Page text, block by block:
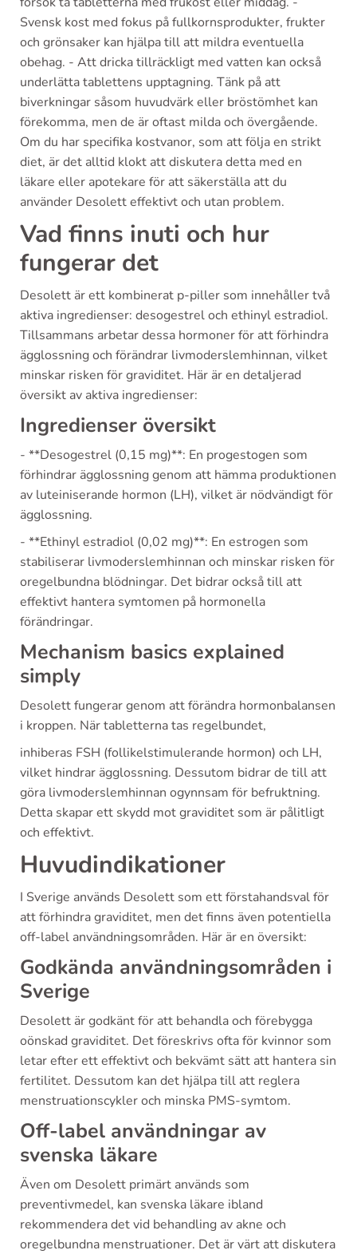
Svensk kost med fokus på fullkornsprodukter, frukter
och grönsaker kan hjälpa till att mildra eventuella
obehag. - Att dricka tillräckligt med vatten kan också
underlätta tablettens upptagning. Tänk på att
biverkningar såsom huvudvärk eller bröstömhet kan
förekomma, men de är oftast milda och övergående.
Om du har specifika kostvanor, som att följa en strikt
diet, är det alltid klokt att diskutera detta med en
läkare eller apotekare för att säkerställa att du
använder Desolett effektivt och utan problem.
Vad finns inuti och hur
fungerar det
Desolett är ett kombinerat p-piller som innehåller två
aktiva ingredienser: desogestrel och ethinyl estradiol.
Tillsammans arbetar dessa hormoner för att förhindra
ägglossning och förändrar livmoderslemhinnan, vilket
minskar risken för graviditet. Här är en detaljerad
översikt av aktiva ingredienser:
Ingredienser översikt
- **Desogestrel (0,15 mg)**: En progestogen som
förhindrar ägglossning genom att hämma produktionen
av luteiniserande hormon (LH), vilket är nödvändigt för
ägglossning.
- **Ethinyl estradiol (0,02 mg)**: En estrogen som
stabiliserar livmoderslemhinnan och minskar risken för
oregelbundna blödningar. Det bidrar också till att
effektivt hantera symtomen på hormonella
förändringar.
Mechanism basics explained
simply
Desolett fungerar genom att förändra hormonbalansen
i kroppen. När tabletterna tas regelbundet,
inhiberas FSH (follikelstimulerande hormon) och LH,
vilket hindrar ägglossning. Dessutom bidrar de till att
göra livmoderslemhinnan ogynnsam för befruktning.
Detta skapar ett skydd mot graviditet som är pålitligt
och effektivt.
Huvudindikationer
I Sverige används Desolett som ett förstahandsval för
att förhindra graviditet, men det finns även potentiella
off-label användningsområden. Här är en översikt:
Godkända användningsområden i
Sverige
Desolett är godkänt för att behandla och förebygga
oönskad graviditet. Det föreskrivs ofta för kvinnor som
letar efter ett effektivt och bekvämt sätt att hantera sin
fertilitet. Dessutom kan det hjälpa till att reglera
menstruationscykler och minska PMS-symtom.
Off-label användningar av
svenska läkare
Även om Desolett primärt används som
preventivmedel, kan svenska läkare ibland
rekommendera det vid behandling av akne och
oregelbundna menstruationer. Det är värt att diskutera